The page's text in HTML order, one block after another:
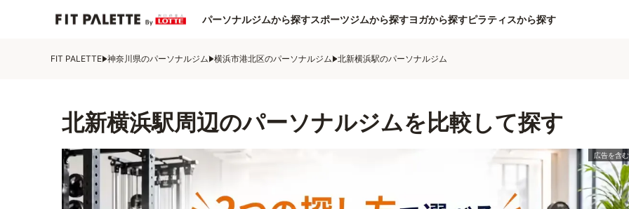
パーソナルジムから探すスポーツジムから探すヨガから探すピラティスから探す
FIT PALETTE 神奈川県のパーソナルジム 横浜市港北区のパーソナルジム 北新横浜駅のパーソナルジム
北新横浜駅周辺のパーソナルジムを比較して探す